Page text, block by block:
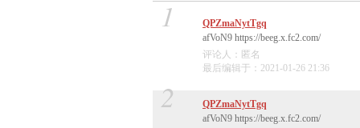
1
QPZmaNytTgq
afVoN9 https://beeg.x.fc2.com/
评论人：匿名
最后编辑于：2021-01-26 21:36
2
QPZmaNytTgq
afVoN9 https://beeg.x.fc2.com/